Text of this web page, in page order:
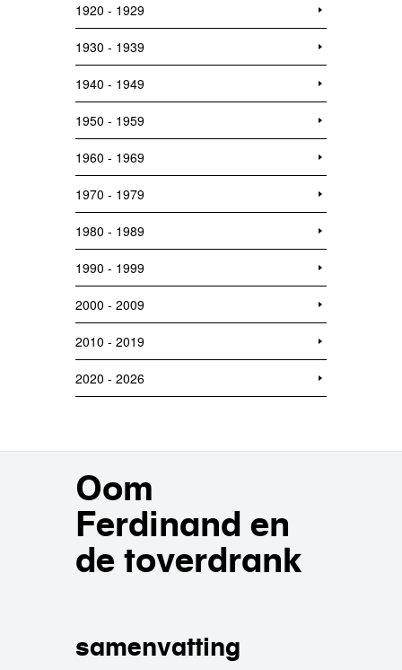
1920 - 1929
1930 - 1939
1940 - 1949
1950 - 1959
1960 - 1969
1970 - 1979
1980 - 1989
1990 - 1999
2000 - 2009
2010 - 2019
2020 - 2026
Oom
Ferdinand en
de toverdrank
samenvatting